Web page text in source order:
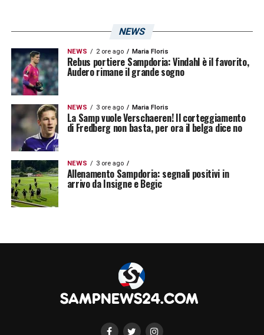
prossimi giorni.
LA PLAYLIST DELLE NOSTRE TOP NEWS
NEWS
NEWS 2 ore ago Maria Floris
Rebus portiere Sampdoria: Vindahl è il favorito,
Audero rimane il grande sogno
NEWS 3 ore ago Maria Floris
La Samp vuole Verschaeren! Il corteggiamento
di Fredberg non basta, per ora il belga dice no
NEWS 3 ore ago
Allenamento Sampdoria: segnali positivi in
arrivo da Insigne e Begic